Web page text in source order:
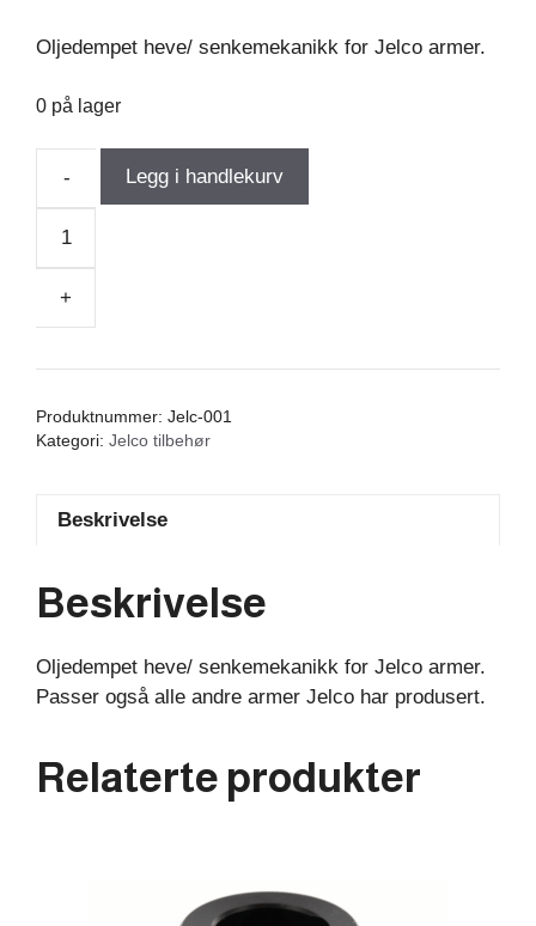
Oljedempet heve/ senkemekanikk for Jelco armer.
0 på lager
-
Armhever
+
Legg i handlekurv
Produktnummer: Jelc-001
Kategori: Jelco tilbehør
Beskrivelse
Beskrivelse
Oljedempet heve/ senkemekanikk for Jelco armer.
Passer også alle andre armer Jelco har produsert.
Relaterte produkter